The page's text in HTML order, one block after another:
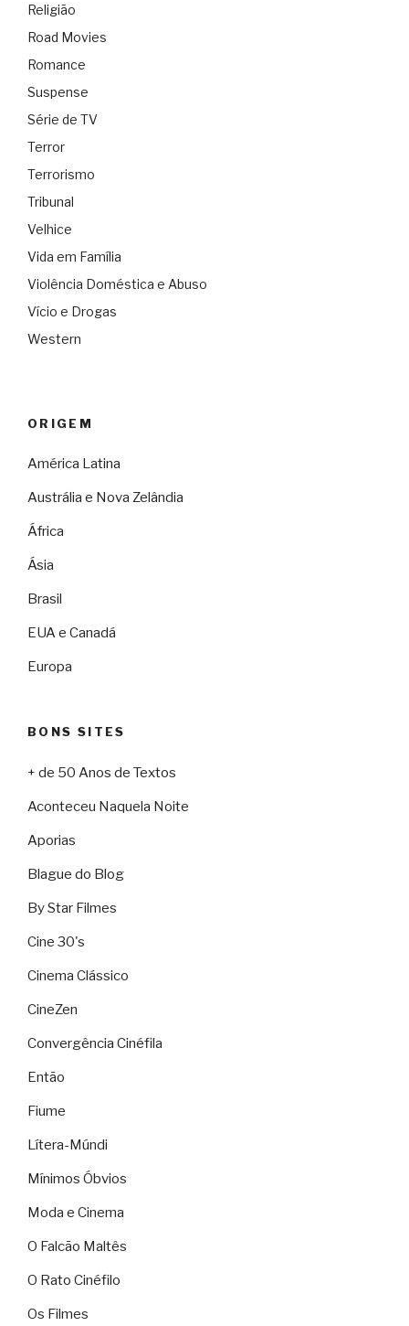
Religião
Road Movies
Romance
Suspense
Série de TV
Terror
Terrorismo
Tribunal
Velhice
Vida em Família
Violência Doméstica e Abuso
Vício e Drogas
Western
ORIGEM
América Latina
Austrália e Nova Zelândia
África
Ásia
Brasil
EUA e Canadá
Europa
BONS SITES
+ de 50 Anos de Textos
Aconteceu Naquela Noite
Aporias
Blague do Blog
By Star Filmes
Cine 30's
Cinema Clássico
CineZen
Convergência Cinéfila
Então
Fiume
Lítera-Múndi
Mínimos Óbvios
Moda e Cinema
O Falcão Maltês
O Rato Cinéfilo
Os Filmes